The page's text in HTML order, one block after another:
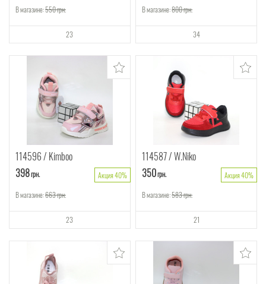
В магазине:550грн.
23
В магазине:800грн.
34
114596 Kimboo
398грн.
Акция 40%
В магазине:663грн.
23
114587 W.Niko
350грн.
Акция 40%
В магазине:583грн.
21